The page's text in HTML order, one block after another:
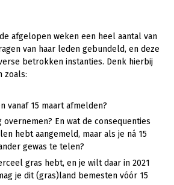
en zomerbloemen
afgelopen weken een heel aantal van
van haar leden gebundeld, en deze
betrokken instanties. Denk hierbij
zoals:
vanaf 15 maart afmelden?
overnemen? En wat de consequenties
hebt aangemeld, maar als je ná 15
gewas te telen?
gras hebt, en je wilt daar in 2021
je dit (gras)land bemesten vóór 15